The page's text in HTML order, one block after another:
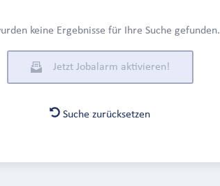
keine Ergebnisse für Ihre Suche gefunden.
Jetzt Jobalarm aktivieren!
Suche zurücksetzen